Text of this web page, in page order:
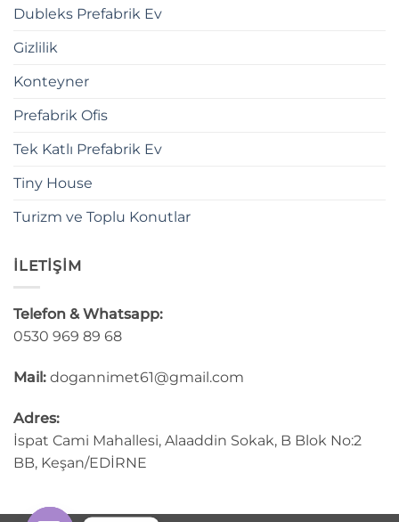
Dubleks Prefabrik Ev
Gizlilik
Konteyner
Prefabrik Ofis
Tek Katlı Prefabrik Ev
Tiny House
Turizm ve Toplu Konutlar
İLETİŞİM
Telefon & Whatsapp:
0530 969 89 68
Mail: dogannimet61@gmail.com
Adres:
İspat Cami Mahallesi, Alaaddin Sokak, B Blok No:2
BB, Keşan/EDİRNE